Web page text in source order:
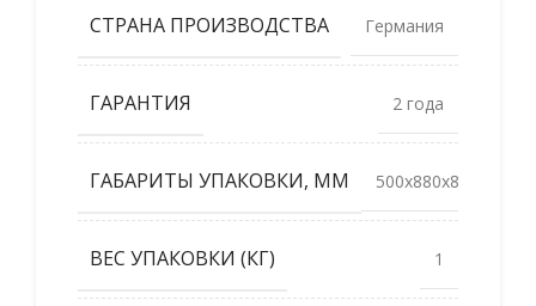
СТРАНА ПРОИЗВОДСТВА Германия
ГАРАНТИЯ 2 года
ГАБАРИТЫ УПАКОВКИ, ММ 500x880x80
ВЕС УПАКОВКИ (КГ) 1